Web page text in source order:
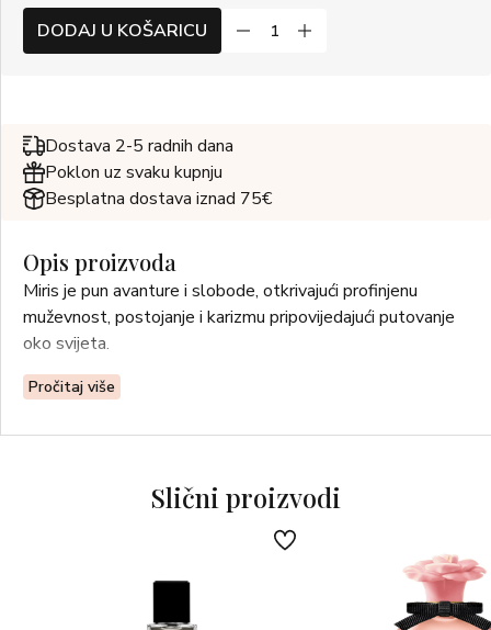
DODAJ U KOŠARICU
Dostava 2-5 radnih dana
Poklon uz svaku kupnju
Besplatna dostava iznad 75€
Opis proizvoda
Miris je pun avanture i slobode, otkrivajući profinjenu
muževnost, postojanje i karizmu pripovijedajući putovanje
oko svijeta.
Pročitaj više
Slični proizvodi